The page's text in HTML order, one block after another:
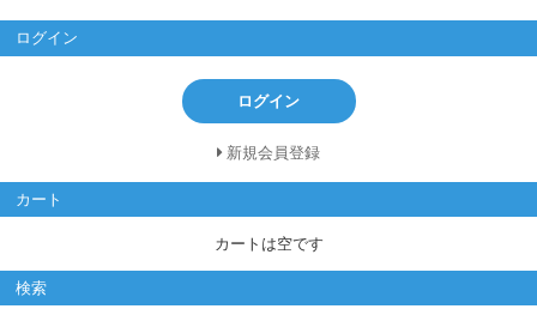
ログイン
ログイン
新規会員登録
カート
カートは空です
検索